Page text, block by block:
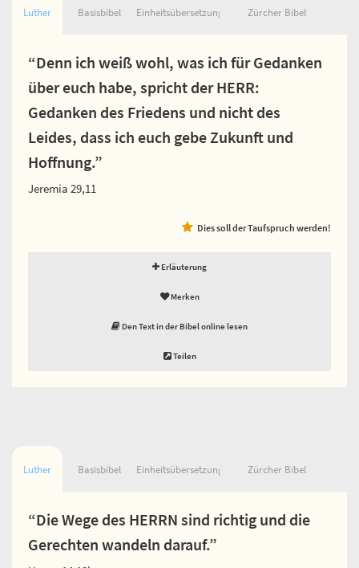
Luther Basisbibel Einheitsübersetzung Zürcher Bibel
“Denn ich weiß wohl, was ich für Gedanken
über euch habe, spricht der HERR:
Gedanken des Friedens und nicht des
Leides, dass ich euch gebe Zukunft und
Hoffnung.”
Jeremia 29,11
Dies soll der Taufspruch werden!
Erläuterung
Merken
Den Text in der Bibel online lesen
Teilen
Luther Basisbibel Einheitsübersetzung Zürcher Bibel
“Die Wege des HERRN sind richtig und die
Gerechten wandeln darauf.”